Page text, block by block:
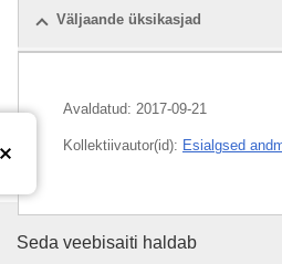
Väljaande üksikasjad
Avaldatud: 2017-09-21
Kollektiivautor(id): Esialgsed
Euroopa Liidu
Seda veebisaiti haldab